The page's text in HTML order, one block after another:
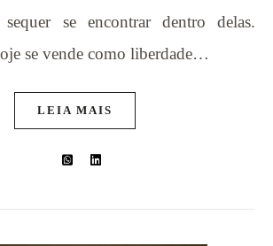
sequer se encontrar dentro delas.
se vende como liberdade…
LEIA MAIS